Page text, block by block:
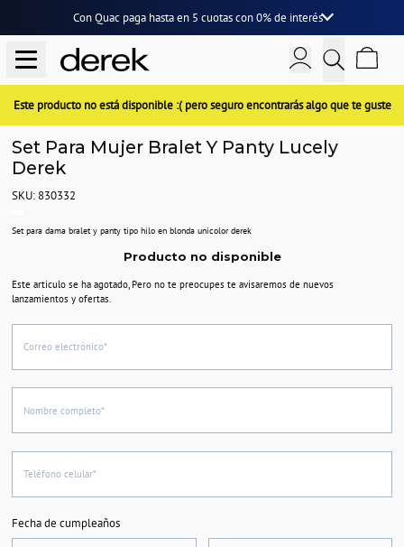
Con Quac paga hasta en 5 cuotascon0% de interés
Este producto no está disponible :( pero seguro encontrarás algo que te guste
Set Para Mujer Bralet Y Panty Lucely
Derek
SKU: 830332
Set para dama bralet y panty tipo hilo en blonda unicolor derek
Producto no disponible
Este articulo se ha agotado, Pero no te preocupes te avisaremos de nuevos
lanzamientos y ofertas.
Correo electrónico*
Nombre completo*
Teléfono celular*
Fecha de cumpleaños